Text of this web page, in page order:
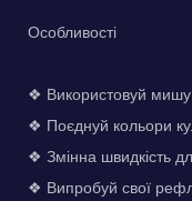
Особливості
❖ Використовуй
❖ Поєднуй кольори
❖ Змінна швидкість
❖ Випробуй свої